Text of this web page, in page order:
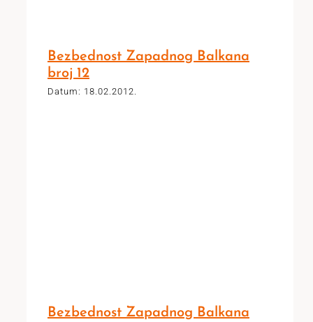
Bezbednost Zapadnog Balkana
broj 12
Datum: 18.02.2012.
Bezbednost Zapadnog Balkana